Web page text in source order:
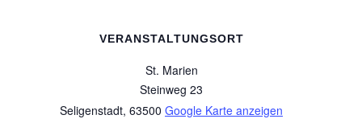
VERANSTALTUNGSORT
St. Marien
Steinweg 23
Seligenstadt, 63500 Google Karte anzeigen